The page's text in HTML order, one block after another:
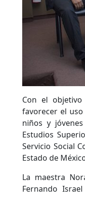
Con el
favorecer el
niños y
Estudios
Servicio Social
Estado de
La maestra
Fernando